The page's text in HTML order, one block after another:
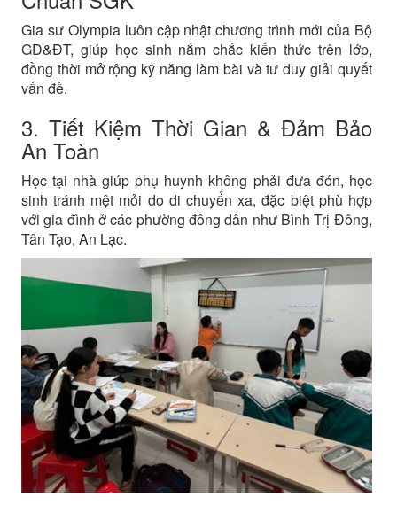
Gia sư Olympia luôn cập nhật chương trình mới của Bộ
GD&ĐT, giúp học sinh nắm chắc kiến thức trên lớp,
đồng thời mở rộng kỹ năng làm bài và tư duy giải quyết
vấn đề.
3. Tiết Kiệm Thời Gian & Đảm Bảo
An Toàn
Học tại nhà giúp phụ huynh không phải đưa đón, học
sinh tránh mệt mỏi do di chuyển xa, đặc biệt phù hợp
với gia đình ở các phường đông dân như Bình Trị Đông,
Tân Tạo, An Lạc.